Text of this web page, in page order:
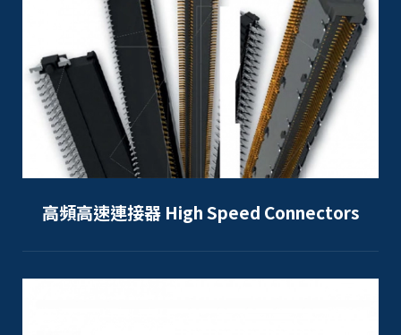
高頻高速連接器 High Speed Connectors